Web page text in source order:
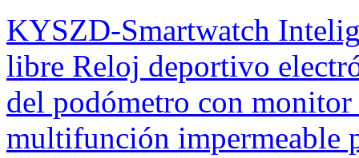
KYSZD-Smartwatch
libre Reloj deportivo
del podómetro con monitor
multifunción impermeable